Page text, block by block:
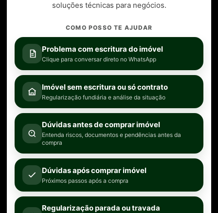
soluções técnicas para negócios.
COMO POSSO TE AJUDAR
Problema com escritura do imóvel
Clique para conversar direto no WhatsApp
Imóvel sem escritura ou só contrato
Regularização fundiária e análise da situação
Dúvidas antes de comprar imóvel
Entenda riscos, documentos e pendências antes da
compra
Dúvidas após comprar imóvel
Próximos passos após a compra
Regularização parada ou travada